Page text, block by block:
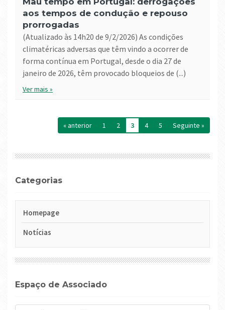
aos tempos de condução e repouso
prorrogadas
(atualizado às 14h20 de 9/2/2026) As condições
climatéricas adversas que têm vindo a ocorrer de
forma contínua em Portugal, desde o dia 27 de
janeiro de 2026, têm provocado bloqueios de (...)
Ver mais »
« anterior 1 2 3 4 5 seguinte »
Categorias
Homepage
Notícias
Espaço de Associado